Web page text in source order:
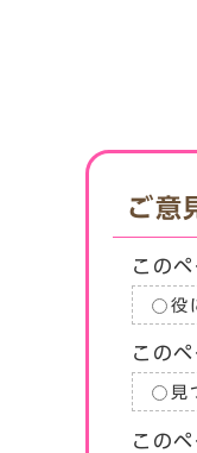
ご意
この
役
この
見
この